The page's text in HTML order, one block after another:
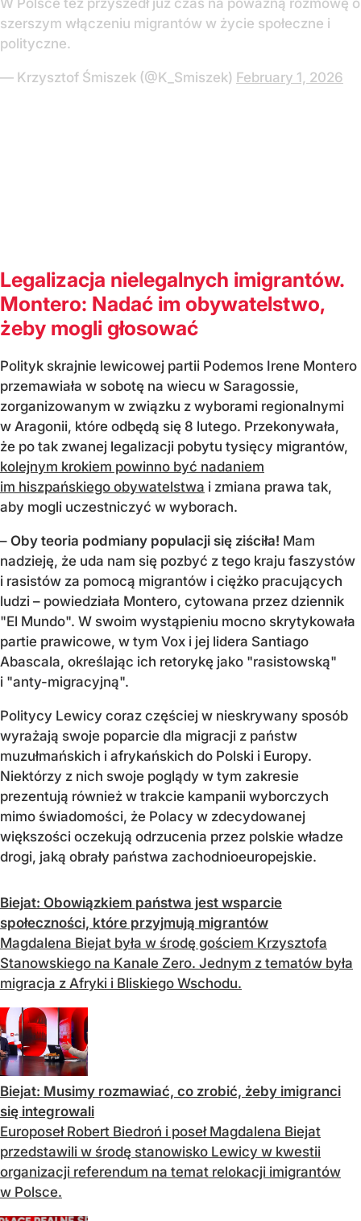
W Polsce też przyszedł już czas na poważną rozmowę o
szerszym włączeniu migrantów w życie społeczne i
polityczne.
— Krzysztof Śmiszek (@K_Smiszek) February 1, 2026
Legalizacja nielegalnych imigrantów.
Montero: Nadać im obywatelstwo,
żeby mogli głosować
Polityk skrajnie lewicowej partii Podemos Irene Montero
przemawiała w sobotę na wiecu w Saragossie,
zorganizowanym w związku z wyborami regionalnymi
w Aragonii, które odbędą się 8 lutego. Przekonywała,
że po tak zwanej legalizacji pobytu tysięcy migrantów,
kolejnym krokiem powinno być nadaniem
im hiszpańskiego obywatelstwa i zmiana prawa tak,
aby mogli uczestniczyć w wyborach.
– Oby teoria podmiany populacji się ziściła! Mam
nadzieję, że uda nam się pozbyć z tego kraju faszystów
i rasistów za pomocą migrantów i ciężko pracujących
ludzi – powiedziała Montero, cytowana przez dziennik
"El Mundo". W swoim wystąpieniu mocno skrytykowała
partie prawicowe, w tym Vox i jej lidera Santiago
Abascala, określając ich retorykę jako "rasistowską"
i "anty-migracyjną".
Politycy Lewicy coraz częściej w nieskrywany sposób
wyrażają swoje poparcie dla migracji z państw
muzułmańskich i afrykańskich do Polski i Europy.
Niektórzy z nich swoje poglądy w tym zakresie
prezentują również w trakcie kampanii wyborczych
mimo świadomości, że Polacy w zdecydowanej
większości oczekują odrzucenia przez polskie władze
drogi, jaką obrały państwa zachodnioeuropejskie.
Biejat: Obowiązkiem państwa jest wsparcie
społeczności, które przyjmują migrantów
Magdalena Biejat była w środę gościem Krzysztofa
Stanowskiego na Kanale Zero. Jednym z tematów była
migracja z Afryki i Bliskiego Wschodu.
Biejat: Musimy rozmawiać, co zrobić, żeby imigranci
się integrowali
Europoseł Robert Biedroń i poseł Magdalena Biejat
przedstawili w środę stanowisko Lewicy w kwestii
organizacji referendum na temat relokacji imigrantów
w Polsce.